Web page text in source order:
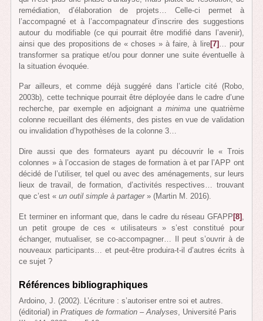
remédiation, d’élaboration de projets… Celle-ci permet à
l’accompagné et à l’accompagnateur d’inscrire des suggestions
autour du modifiable (ce qui pourrait être modifié dans l’avenir),
ainsi que des propositions de « choses » à faire, à lire[7]… pour
transformer sa pratique et/ou pour donner une suite éventuelle à
la situation évoquée.
Par ailleurs, et comme déjà suggéré dans l’article cité (Robo,
2003b), cette technique pourrait être déployée dans le cadre d’une
recherche, par exemple en adjoignant a minimaune quatrième
colonne recueillant des éléments, des pistes en vue de validation
ou invalidation d’hypothèses de la colonne 3…
Dire aussi que des formateurs ayant pu découvrir le « Trois
colonnes » à l’occasion de stages de formation à et par l’APP ont
décidé de l’utiliser, tel quel ou avec des aménagements, sur leurs
lieux de travail, de formation, d’activités respectives… trouvant
que c’est «un outil simple à partager» (Martin M. 2016).
Et terminer en informant que, dans le cadre du réseau GFAPP [8]
un petit groupe de ces « utilisateurs » s’est constitué pour
échanger, mutualiser, se co-accompagner… Il peut s’ouvrir à de
nouveaux participants… et peut-être produira-t-il d’autres écrits à
ce sujet ?
Références bibliographiques
Ardoino, J. (2002). L’écriture : s’autoriser entre soi et autres.
(éditorial) inPratiques de formation – Analyses, Université Paris